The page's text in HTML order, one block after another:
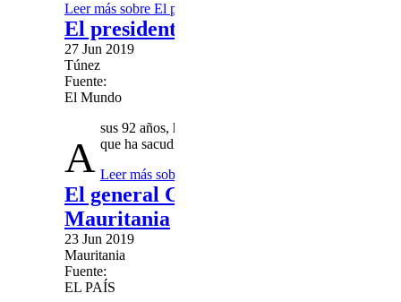
Leer más sobre El presidente de Túnez, Beji Caid
El presidente de Túnez Beji Caid
27 Jun 2019
Túnez
Fuente:
El Mundo
A
sus 92 años, ha sufrido "una grave crisis de salud",
que ha sacudido la capital.
Leer mássobre El presidente de Túnez Beji Caid
El general Ghazouani se proclama
Mauritania
23 Jun 2019
Mauritania
Fuente:
EL PAÍS